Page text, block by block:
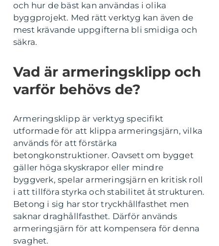
och hur de bäst kan användas i olika
byggprojekt. Med rätt verktyg kan även de
mest krävande uppgifterna bli smidiga och
säkra.
Vad är armeringsklipp och
varför behövs de?
Armeringsklipp är verktyg specifikt
utformade för att klippa armeringsjärn, vilka
används för att förstärka
betongkonstruktioner. Oavsett om bygget
gäller höga skyskrapor eller mindre
byggverk, spelar armeringsjärn en kritisk roll
i att tillföra styrka och stabilitet åt strukturen.
Betong i sig har stor tryckhållfasthet men
saknar draghållfasthet. Därför används
armeringsjärn för att kompensera för denna
svaghet.